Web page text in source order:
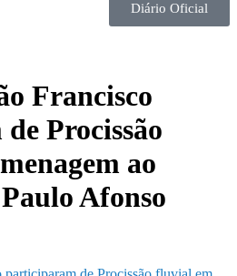
Diário Oficial
Francisco
Procissão
ao
Afonso